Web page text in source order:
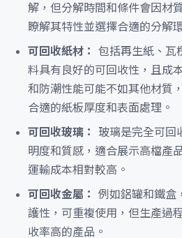
解，但分解時間和條件會因材
瞭解其特性並選擇合適的分解
可回收紙材： 包括再生紙、瓦
料具有良好的可回收性，且成
和防潮性能可能不如其他材質
合適的紙板厚度和表面處理。
可回收玻璃：
玻璃是完全可回
明度和質感，適合展示高檔產
運輸成本相對較高。
可回收金屬： 例如鋁罐和鐵盒
護性，可重複使用，但生產過
收率高的產品。